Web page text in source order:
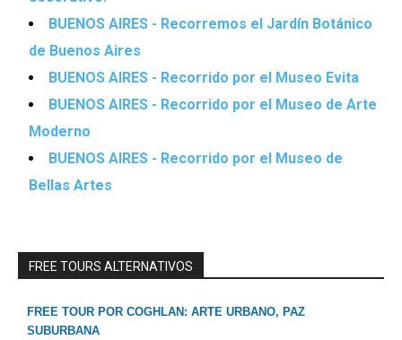
BUENOS AIRES - Recorremos el Jardín Botánico
de Buenos Aires
BUENOS AIRES - Recorrido por el Museo Evita
BUENOS AIRES - Recorrido por el Museo de Arte
Moderno
BUENOS AIRES - Recorrido por el Museo de
Bellas Artes
FREE TOURS ALTERNATIVOS
FREE TOUR POR COGHLAN: ARTE URBANO, PAZ
SUBURBANA